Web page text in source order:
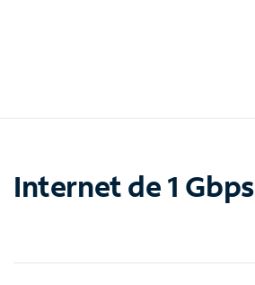
Internet de 1 Gbps